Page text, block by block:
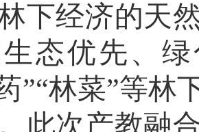
下经济的天
态优先、
”“林菜”等林
此次产教融